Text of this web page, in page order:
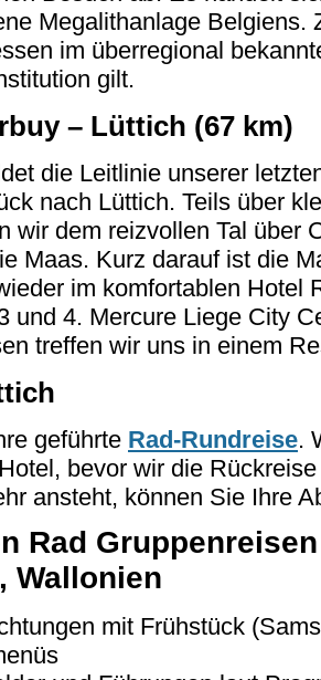
Megalithanlage Belgiens.
im überregional
gilt.
– Lüttich (67 km)
die Leitlinie unserer
nach Lüttich. Teils über
wir dem reizvollen Tal über
Maas. Kurz darauf ist die
im komfortablen Hotel
und 4. Mercure Liege City
treffen wir uns in einem
geführte Rad-Rundreise.
bevor wir die
ansteht, können Sie Ihre
Rad
Wallonien
mit Frühstück